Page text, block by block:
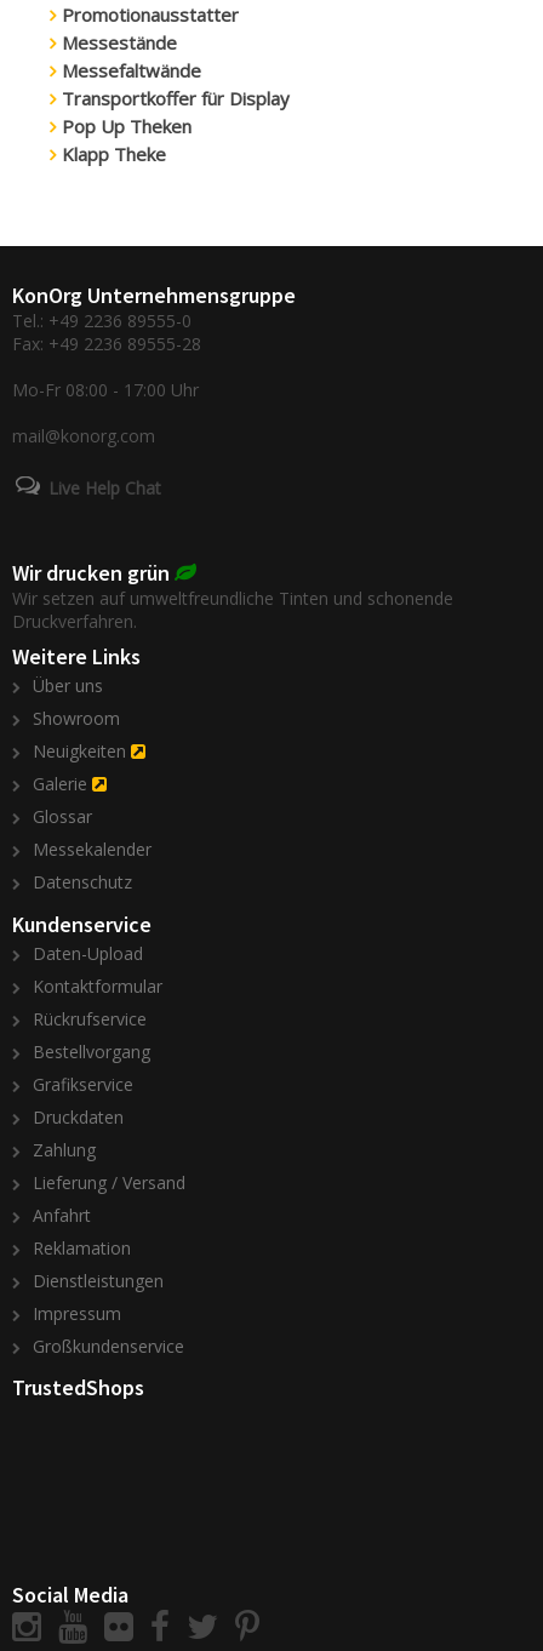
Promotionausstatter
Messestände
Messefaltwände
Transportkoffer für Display
Pop Up Theken
Klapp Theke
KonOrg Unternehmensgruppe
Tel.: +49 2236 89555-0
Fax: +49 2236 89555-28
Mo-Fr 08:00 - 17:00 Uhr
mail@konorg.com
Live Help Chat
Wir drucken grün
Wir setzen auf umweltfreundliche Tinten und schonende
Druckverfahren.
Weitere Links
Über uns
Showroom
Neuigkeiten
Galerie
Glossar
Messekalender
Datenschutz
Kundenservice
Daten-Upload
Kontaktformular
Rückrufservice
Bestellvorgang
Grafikservice
Druckdaten
Zahlung
Lieferung / Versand
Anfahrt
Reklamation
Dienstleistungen
Impressum
Großkundenservice
TrustedShops
Social Media